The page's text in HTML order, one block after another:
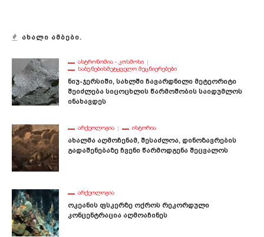
ᲐᲮᲐᲚᲘ ᲐᲛᲑᲔᲑᲘ.
ᲐᲡᲢᲠᲝᲜᲝᲛᲘᲐ - ᲙᲝᲡᲛᲝᲡᲘ
ᲡᲐᲑᲣᲜᲔᲑᲘᲡᲛᲔᲢᲧᲕᲔᲚᲝ ᲛᲔᲪᲜᲘᲔᲠᲔᲑᲔᲑᲘ
Ნიუ-Ჯერსიში, Სახლში Ჩავარდნილი Მეტეორიტი
Შეიძლება Სიცოცხლის Წარმოშობის Საიდუმლოს
Ინახავდეს
ᲐᲠᲥᲔᲝᲚᲝᲒᲘᲐ ᲘᲡᲢᲝᲠᲘᲐ
Ახალმა Აღმოჩენამ, Შესაძლოა, Დინოზავრების
Გადაშენებაზე Ჩვენი Წარმოდგენა Შეცვალოს
ᲐᲠᲥᲔᲝᲚᲝᲒᲘᲐ
Ოკეანის Ფსკერზე Ოქროს Რეკორდული
Კონცენტრაცია Აღმოაჩინეს